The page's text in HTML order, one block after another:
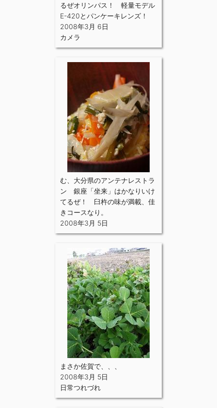
るぜオリンパス！ 軽量モデル
E-420とパンケーキレンズ！
2008年3月 6日
カメラ
む、大分県のアンテナレストラ
ン 銀座「坐来」はかなりいけ
てるぜ！ 臼杵の味が満載、佳
きコースなり。
2008年3月 5日
まさか佐賀で、、、
2008年3月 5日
日常つれづれ